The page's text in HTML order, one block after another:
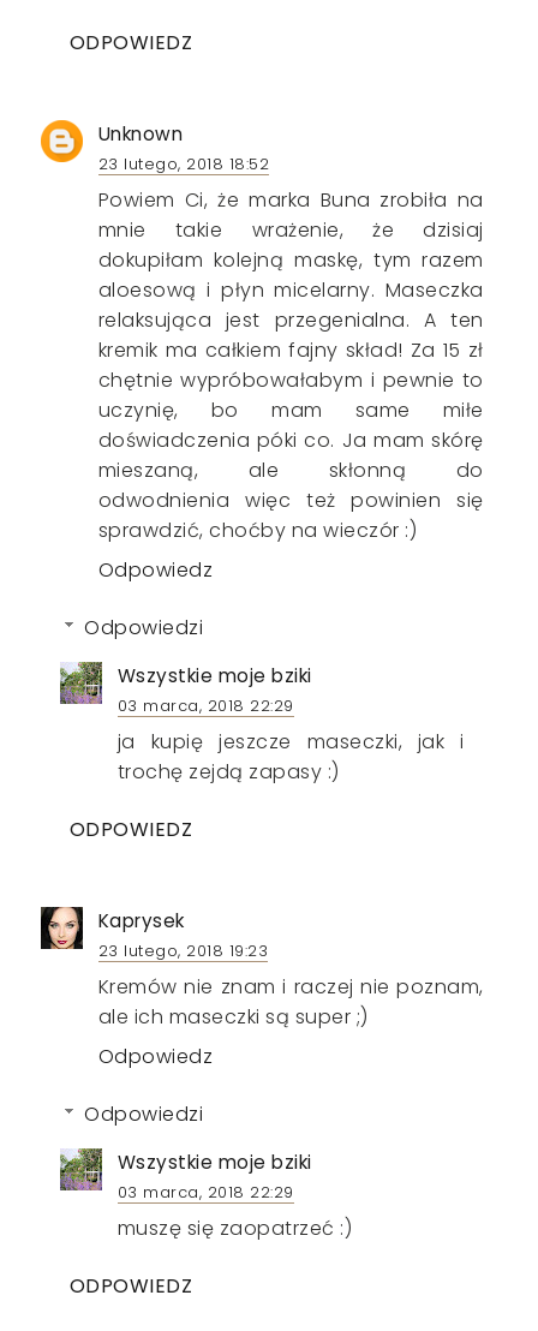
ODPOWIEDZ
Unknown
23 lutego, 2018 18:52
Powiem Ci, że marka Buna zrobiła na
mnie takie wrażenie, że dzisiaj
dokupiłam kolejną maskę, tym razem
aloesową i płyn micelarny. Maseczka
relaksująca jest przegenialna. A ten
kremik ma całkiem fajny skład! Za 15 zł
chętnie wypróbowałabym i pewnie to
uczynię, bo mam same miłe
doświadczenia póki co. Ja mam skórę
mieszaną, ale skłonną do
odwodnienia więc też powinien się
sprawdzić, choćby na wieczór :)
Odpowiedz
Odpowiedzi
Wszystkie moje bziki
03 marca, 2018 22:29
ja kupię jeszcze maseczki, jak i
trochę zejdą zapasy :)
ODPOWIEDZ
Kaprysek
23 lutego, 2018 19:23
Kremów nie znam i raczej nie poznam,
ale ich maseczki są super ;)
Odpowiedz
Odpowiedzi
Wszystkie moje bziki
03 marca, 2018 22:29
muszę się zaopatrzeć :)
ODPOWIEDZ